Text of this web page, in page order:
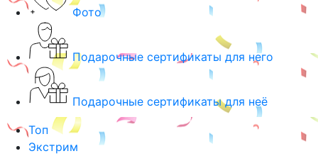
Фото
Подарочные сертификаты для него
Подарочные сертификаты для неё
Топ
Экстрим